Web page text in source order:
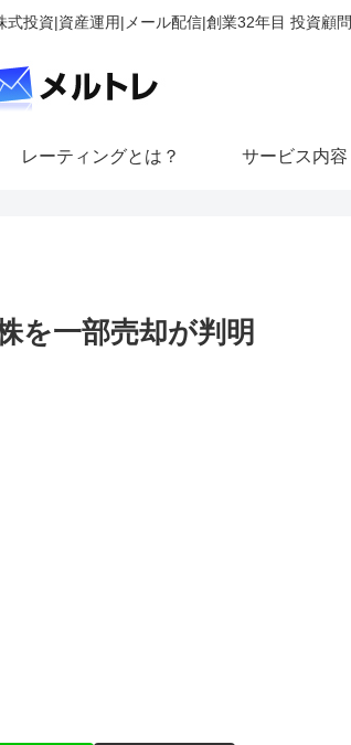
式投資|資産運用|メール配信|創業32年目 投資顧問
レーティングとは？ サービス内容
を一部売却が判明